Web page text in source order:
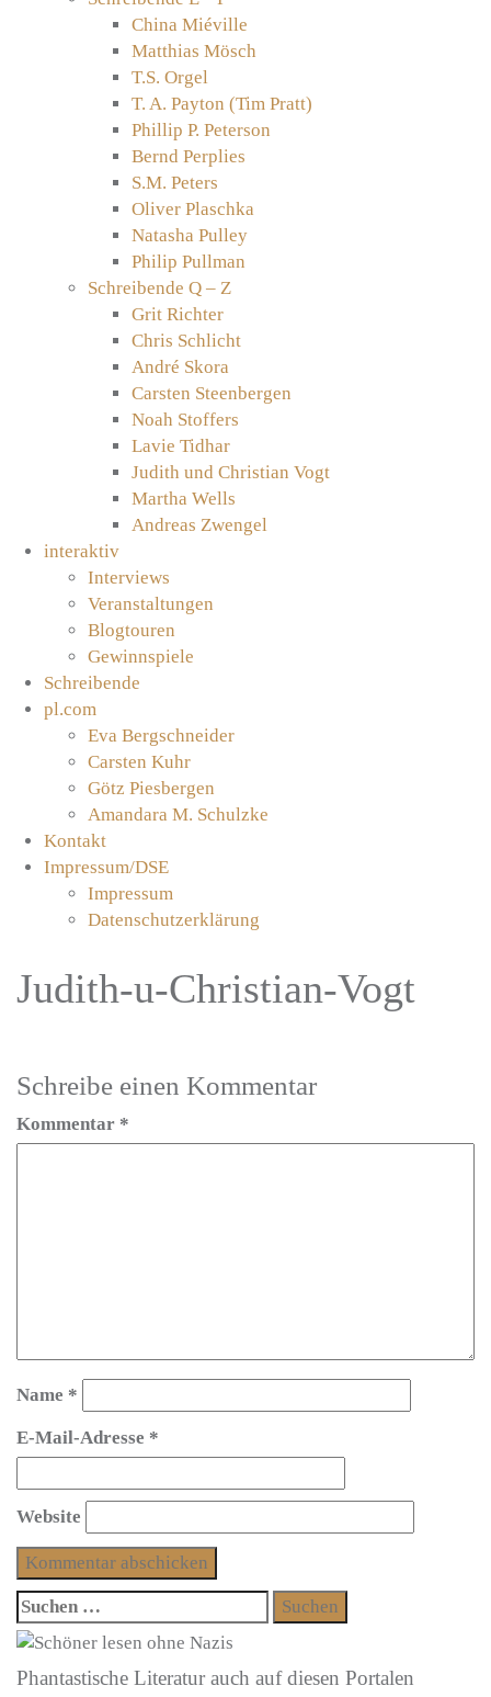
China Miéville
Matthias Mösch
T.S. Orgel
T. A. Payton (Tim Pratt)
Phillip P. Peterson
Bernd Perplies
S.M. Peters
Oliver Plaschka
Natasha Pulley
Philip Pullman
Schreibende Q – Z
Grit Richter
Chris Schlicht
André Skora
Carsten Steenbergen
Noah Stoffers
Lavie Tidhar
Judith und Christian Vogt
Martha Wells
Andreas Zwengel
interaktiv
Interviews
Veranstaltungen
Blogtouren
Gewinnspiele
Schreibende
pl.com
Eva Bergschneider
Carsten Kuhr
Götz Piesbergen
Amandara M. Schulzke
Kontakt
Impressum/DSE
Impressum
Datenschutzerklärung
Judith-u-Christian-Vogt
Schreibe einen Kommentar
Kommentar *
Name *
E-Mail-Adresse *
Website
Suchen
nach:
Phantastische Literatur auch auf diesen Portalen